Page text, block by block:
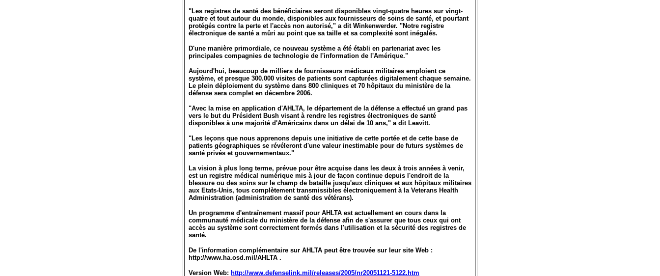
"Les registres de santé des bénéficiaires seront disponibles vingt-quatre heures sur vingt-
quatre et tout autour du monde, disponibles aux fournisseurs de soins de santé, et pourtant
protégés contre la perte et l'accès non autorisé," a dit Winkenwerder. "Notre registre
électronique de santé a mûri au point que sa taille et sa complexité sont inégalés.
D'une manière primordiale, ce nouveau système a été établi en partenariat avec les
principales compagnies de technologie de l'information de l'Amérique."
Aujourd'hui, beaucoup de milliers de fournisseurs médicaux militaires emploient ce
système, et presque 300.000 visites de patients sont capturées digitalement chaque semaine.
Le plein déploiement du système dans 800 cliniques et 70 hôpitaux du ministère de la
défense sera complet en décembre 2006.
"Avec la mise en application d'AHLTA, le département de la défense a effectué un grand pas
vers le but du Président Bush visant à rendre les registres électroniques de santé
disponibles à une majorité d'Américains dans un délai de 10 ans," a dit Leavitt.
"Les leçons que nous apprenons depuis une initiative de cette portée et de cette base de
patients géographiques se révéleront d'une valeur inestimable pour de futurs systèmes de
santé privés et gouvernementaux."
La vision à plus long terme, prévue pour être acquise dans les deux à trois années à venir,
est un registre médical numérique mis à jour de façon continue depuis l'endroit de la
blessure ou des soins sur le champ de bataille jusqu'aux cliniques et aux hôpitaux militaires
aux Etats-Unis, tous complètement transmissibles électroniquement à la Veterans Health
Administration (administration de santé des vétérans).
Un programme d'entraînement massif pour AHLTA est actuellement en cours dans la
communauté médicale du ministère de la défense afin de s'assurer que tous ceux qui ont
accès au système sont correctement formés dans l'utilisation et la sécurité des registres de
santé.
De l'information complémentaire sur AHLTA peut être trouvée sur leur site Web :
http://www.ha.osd.mil/AHLTA .
Version Web: http://www.defenselink.mil/releases/2005/nr20051121-5122.htm